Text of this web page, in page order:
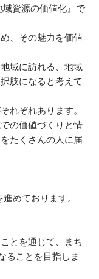
資源の価値化』で
、その魅力を価値
域に訪れる、地域
肢になると考えて
れぞれあります。
の価値づくりと情
たくさんの人に届
めております。
とを通じて、まち
ることを目指しま